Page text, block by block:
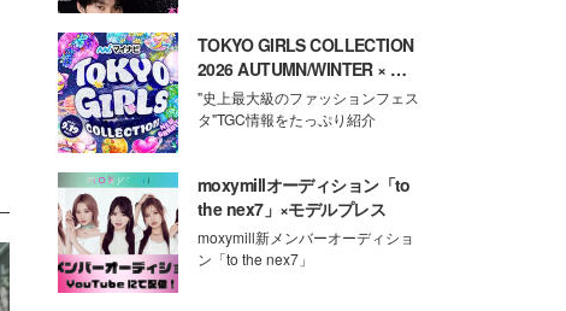
TOKYO GIRLS COLLECTION
2026 AUTUMN/WINTER × モ
デルプレス
"史上最大級のファッションフェス
タ"TGC情報をたっぷり紹介
moxymillオーディション「to
the nex7」×モデルプレス
moxymill新メンバーオーディショ
ン「to the nex7」